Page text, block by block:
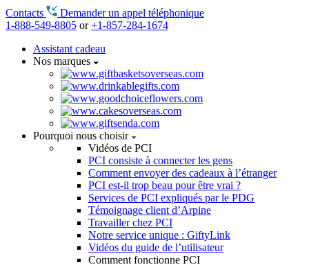
Contacts
Demander un appel téléphonique
1-888-549-8805 or+1-857-284-1674
Assistant cadeau
Nos marques
Pourquoi nous choisir
Vidéos de PCI
PCI consiste à connecter les gens
Comment envoyer des cadeaux à l’étranger
PCI est-il trop beau pour être vrai ?
Services de PCI expliqués par le PDG
Témoignage client d’Arpine
Travailler chez PCI
Notre service unique : GiftyLink
Vidéos du guide de l’utilisateur
Comment fonctionne PCI